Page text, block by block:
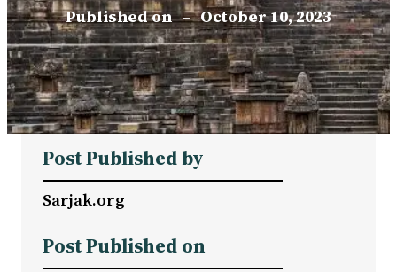
Published on – October 10, 2023
Post Published by
Sarjak.org
Post Published on